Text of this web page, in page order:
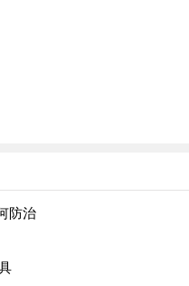
防治